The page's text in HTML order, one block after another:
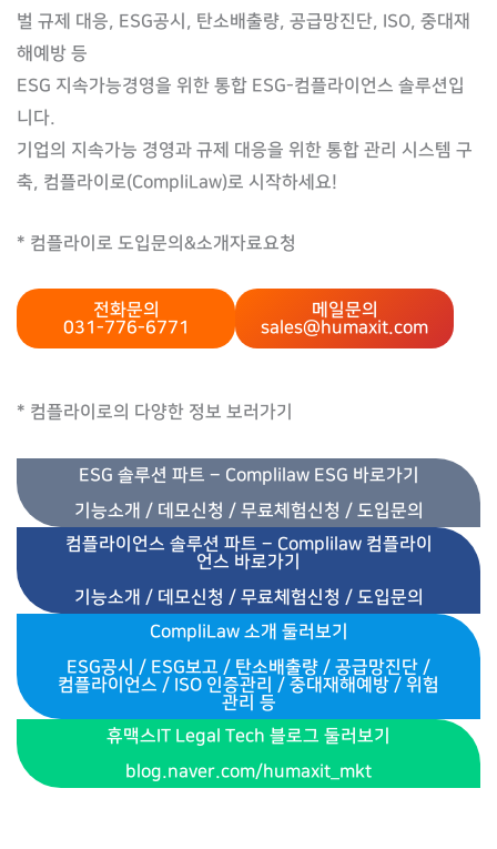
벌 규제 대응, ESG공시, 탄소배출량, 공급망진단, ISO, 중대재
해예방 등
ESG 지속가능경영을 위한 통합 ESG-컴플라이언스 솔루션입
니다.
기업의 지속가능 경영과 규제 대응을 위한 통합 관리 시스템 구
축, 컴플라이로(CompliLaw)로 시작하세요!
* 컴플라이로 도입문의&소개자료요청
전화문의
031-776-6771
메일문의
sales@humaxit.com
* 컴플라이로의 다양한 정보 보러가기
ESG 솔루션 파트 – Complilaw ESG 바로가기
기능소개 / 데모신청 / 무료체험신청 / 도입문의
컴플라이언스 솔루션 파트 – Complilaw 컴플라이
언스 바로가기
기능소개 / 데모신청 / 무료체험신청 / 도입문의
CompliLaw 소개 둘러보기
ESG공시 / ESG보고 / 탄소배출량 / 공급망진단 /
컴플라이언스 / ISO 인증관리 / 중대재해예 방 / 위험
관리 등
휴맥스IT Legal Tech 블로그 둘러보기
blog.naver.com/humaxit_mkt